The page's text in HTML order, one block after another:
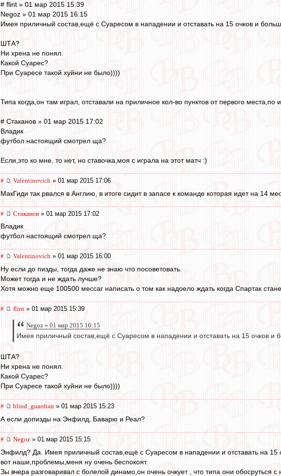
# flint » 01 мар 2015 15:39
Negoz » 01 мар 2015 16:15
Имея приличный состав,ещё с Суаресом в нападении и отставать на 15 очков и
ШТА?
Ни хрена не понял.
Какой Суарес?
При Суаресе такой хуйни не было))))
Типа когда,он там играл, отставали на приличное кол-во пунктов от первого места,по
# Cтаканов » 01 мар 2015 17:02
Владик
футбол настоящий смотрел ща?
Если,это ко мне, то нет, но ставочка,моя с играла на этот матч :)
# Valentinovich » 01 мар 2015 17:06
МакГиди так рвался в Англию, в итоге сидит в запасе к команде которая идет на 14
# Cтаканов » 01 мар 2015 17:02
Владик
футбол настоящий смотрел ща?
# Valentinovich » 01 мар 2015 16:00
Ну если до пизды, тогда даже не знаю что посоветовать.
Может тогда и не ждать лучше?
Хотя можно еще 100500 мессаг написать о том как надоело ждать когда Спартак
# flint » 01 мар 2015 15:39
Negoz » 01 мар 2015 16:15
Имея приличный состав,ещё с Суаресом в нападении и отставать на 15 очков и
ШТА?
Ни хрена не понял.
Какой Суарес?
При Суаресе такой хуйни не было))))
# blind_guardian » 01 мар 2015 15:23
А если допизды на Энфилд, Баварю и Реал?
# Negoz » 01 мар 2015 15:15
Энфилд? Да. Имея приличный состав,ещё с Суаресом в нападении и отставать на
вот наши,проблемы,меня ну очень беспокоят.
Зы вчера разговаривал с болелой динамо,он очень очкует , что типа они обосруться